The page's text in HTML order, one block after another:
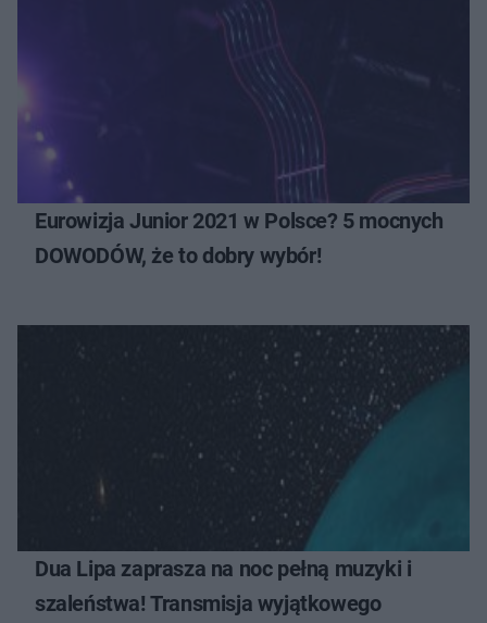
Eurowizja Junior 2021 w Polsce? 5 mocnych
DOWODÓW, że to dobry wybór!
Dua Lipa zaprasza na noc pełną muzyki i
szaleństwa! Transmisja wyjątkowego